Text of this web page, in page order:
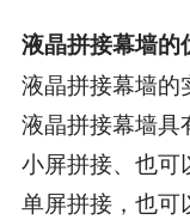
液晶拼接幕墙的
液晶拼接幕墙的
液晶拼接幕墙具
小屏拼接、也可
单屏拼接，也可